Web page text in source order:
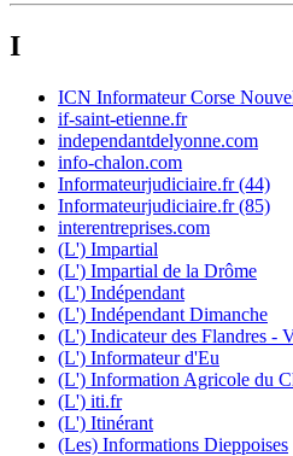
I
ICN Informateur Corse
if-saint-etienne.fr
independantdelyonne.com
info-chalon.com
Informateurjudiciaire.fr (44)
Informateurjudiciaire.fr (85)
interentreprises.com
(L') Impartial
(L') Impartial de la Drôme
(L') Indépendant
(L') Indépendant Dimanche
(L') Indicateur des Flandres -
(L') Informateur d'Eu
(L') Information Agricole du
(L') iti.fr
(L') Itinérant
(Les) Informations Dieppoises